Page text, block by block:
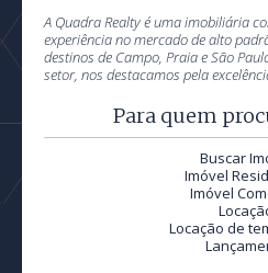
A Quadra Realty é uma imobiliária
experiência no mercado de alto
destinos de Campo, Praia e São
setor, nos destacamos pela
Para quem
Buscar
Imóvel
Imóvel
Locação de